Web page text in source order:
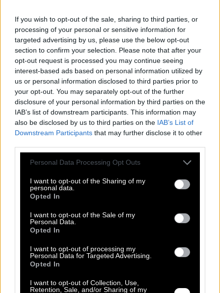
If you wish to opt-out of the sale, sharing to third parties, or
processing of your personal or sensitive information for
targeted advertising by us, please use the below opt-out
section to confirm your selection. Please note that after your
opt-out request is processed you may continue seeing
interest-based ads based on personal information utilized by
us or personal information disclosed to third parties prior to
your opt-out. You may separately opt-out of the further
disclosure of your personal information by third parties on the
IAB’s list of downstream participants. This information may
also be disclosed by us to third parties on the IAB’s List of
Downstream Participants that may further disclose it to other
Please note that this website/app uses one or more Google
not limited to your visit or usage behaviour. You may click to
grant or deny consent to Google and its third-party tags to
use your data for below specified purposes in below Google
consent section.
Personal Data Processing Opt Outs
I want to opt-out of the Sharing of my
personal data.
Opted In
I want to opt-out of the Sale of my
Personal Data.
Opted In
I want to opt-out of processing my
Personal Data for Targeted Advertising.
Opted In
I want to opt-out of Collection, Use,
Retention, Sale, and/or Sharing of my
Αμάνικο τζάκετ-2985
Κωδικός: 2985
Διαθεσιμότητα:
Παράδοση σε 1 - 3 ημέρες
32,90 €
24,99 €
ΧρώμαΧρώμα
Μέγεθος
2XL
4XL
Regular FitPlus Size
Ποσότητα: